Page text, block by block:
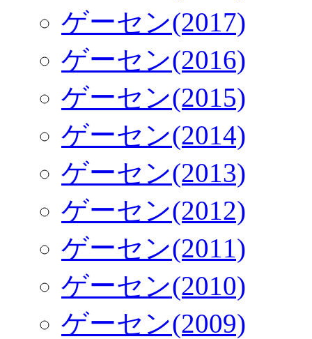
ゲーセン(2017)
ゲーセン(2016)
ゲーセン(2015)
ゲーセン(2014)
ゲーセン(2013)
ゲーセン(2012)
ゲーセン(2011)
ゲーセン(2010)
ゲーセン(2009)